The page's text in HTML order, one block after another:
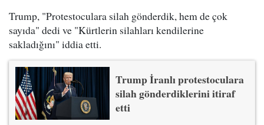
Trump, "Protestoculara silah gönderdik, hem de çok
sayıda" dedi ve "Kürtlerin silahları kendilerine
sakladığını" iddia etti.
Trump İranlı protestoculara
silah gönderdiklerini itiraf
etti